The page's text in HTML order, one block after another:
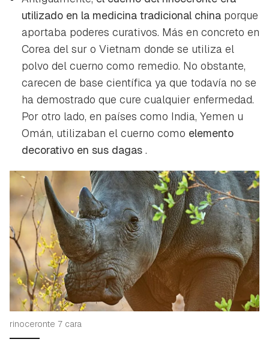
utilizado en la medicina tradicional china porque
aportaba poderes curativos. Más en concreto en
Corea del sur o Vietnam donde se utiliza el
polvo del cuerno como remedio. No obstante,
carecen de base científica ya que todavía no se
ha demostrado que cure cualquier enfermedad.
Por otro lado, en países como India, Yemen u
Omán, utilizaban el cuerno como elemento
decorativo en sus dagas .
rinoceronte 7 cara